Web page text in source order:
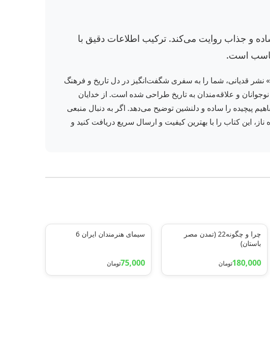
تاریخ 5000 ساله یونان را با زبانی ساده و جذاب روایت می‌کند. ترکیب اطلاعات دقیق با
است.
از مجموعه پرفروش «چرا و چگونه» نشر قدیانی، شما را به سفری شگفت‌انگیز در دل تاریخ و فرهنگ
و علاقه‌مندان به تاریخ طراحی شده است. از خدایان
با قطع رحلی و تصاویر رنگی، مفاهیم پیچیده را ساده و دلنشین توضیح می‌دهد. اگر به دنبال منبعی
این کتاب را با بهترین کیفیت و ارسال سریع دریافت کنید و
چرا و چگونه22 (تمدن مصر
باستان)
180,000تومان
سیمای هنرمندان ایران 6
75,000تومان